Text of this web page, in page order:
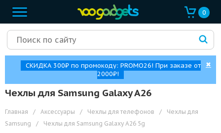
0
СКИДКА 300₽ по промокоду: PROMO26! При заказе от
2000₽!
✖
Чехлы для Samsung Galaxy A26
Главная / Аксессуары / Чехлы для телефонов /
Чехлы для
Samsung
/ Чехлы для Samsung Galaxy A26 5g